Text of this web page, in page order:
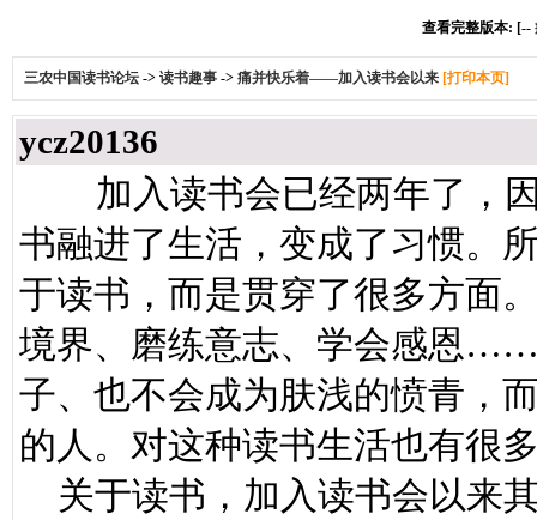
查看完整版本: [--
三农中国读书论坛 -> 读书趣事 -> 痛并快乐着——加入读书会以来 [打印本页]
ycz20136
加入读书会已经两年了，因
书融进了生活，变成了习惯。
于读书，而是贯穿了很多方面
境界、磨练意志、学会感恩
子、也不会成为肤浅的愤青，
的人。对这种读书生活也有很
关于读书，加入读书会以来